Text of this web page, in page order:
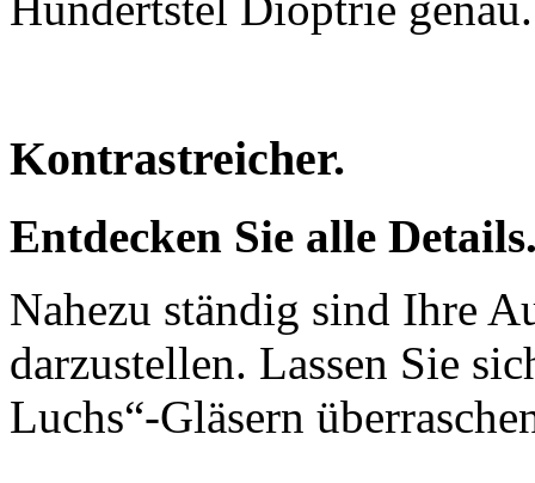
Kontrastreicher.
Entdecken Sie alle
Nahezu ständig sind Ihre
darzustellen. Lassen Sie
Luchs“-Gläsern